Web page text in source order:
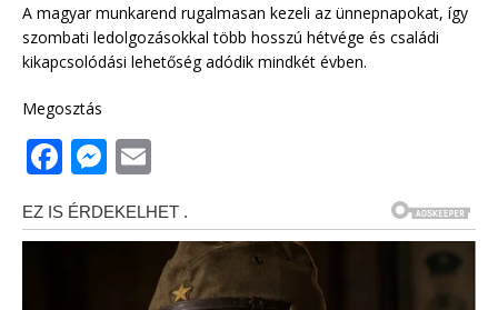
A magyar munkarend rugalmasan kezeli az ünnepnapokat, így
szombati ledolgozásokkal több hosszú hétvége és családi
kikapcsolódási lehetőség adódik mindkét évben.
Megosztás
F
a
c
M
ssai
l